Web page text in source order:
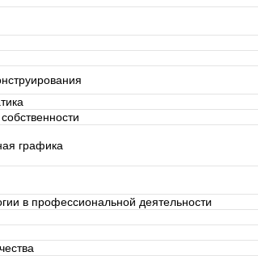
графика
в профессиональной деятельности